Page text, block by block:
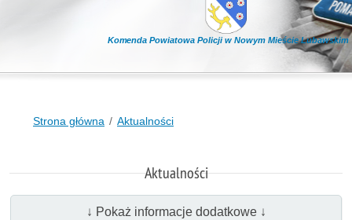
Komenda Powiatowa Policji w Nowym Mieście Lubawskim
Strona główna Aktualności
Aktualności
↓ Pokaż informacje dodatkowe ↓